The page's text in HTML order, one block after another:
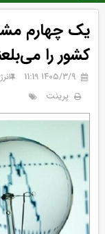
یک چهارم
کشور را
۱۴۰۵/۳/۹ 11:19
پرینت